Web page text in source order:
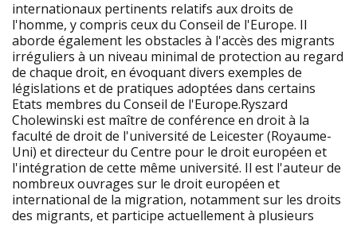
internationaux pertinents relatifs aux droits de
l'homme, y compris ceux du Conseil de l'Europe. Il
aborde également les obstacles à l'accès des migrants
irréguliers à un niveau minimal de protection au regard
de chaque droit, en évoquant divers exemples de
législations et de pratiques adoptées dans certains
Etats membres du Conseil de l'Europe.Ryszard
Cholewinski est maître de conférence en droit à la
faculté de droit de l'université de Leicester (Royaume-
Uni) et directeur du Centre pour le droit européen et
l'intégration de cette même université. Il est l'auteur de
nombreux ouvrages sur le droit européen et
international de la migration, notamment sur les droits
des migrants, et participe actuellement à plusieurs